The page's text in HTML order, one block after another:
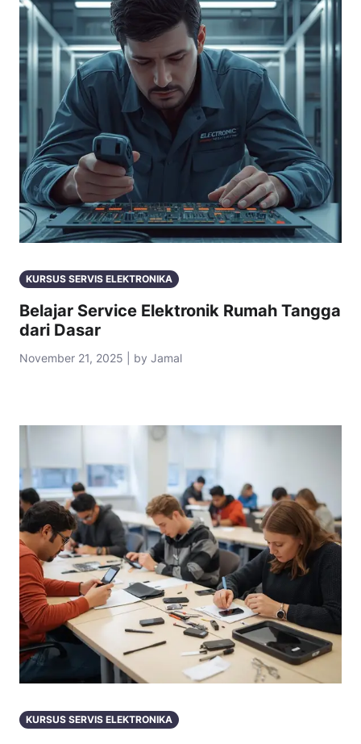
KURSUS SERVIS ELEKTRONIKA
Belajar Service Elektronik Rumah Tangga
dari Dasar
November 21, 2025 | by Jamal
KURSUS SERVIS ELEKTRONIKA